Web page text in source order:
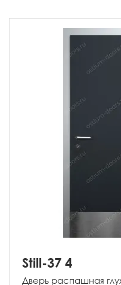
Still-37 4
Дверь распашная